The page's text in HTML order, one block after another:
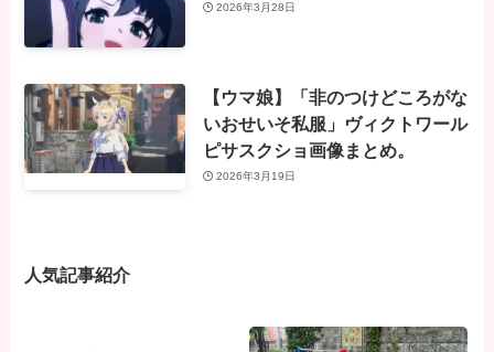
2026年3月28日
【ウマ娘】「非のつけどころがな
いおせいそ私服」ヴィクトワール
ピサスクショ画像まとめ。
2026年3月19日
人気記事紹介